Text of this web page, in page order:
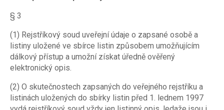
§ 3
(1) Rejstříkový soud uveřejní údaje o zapsané osobě a
listiny uložené ve sbírce listin způsobem umožňujícím
dálkový přístup a umožní získat úředně ověřený
elektronický opis.
(2) O skutečnostech zapsaných do veřejného rejstříku a
listinách uložených do sbírky listin před 1. lednem 1997